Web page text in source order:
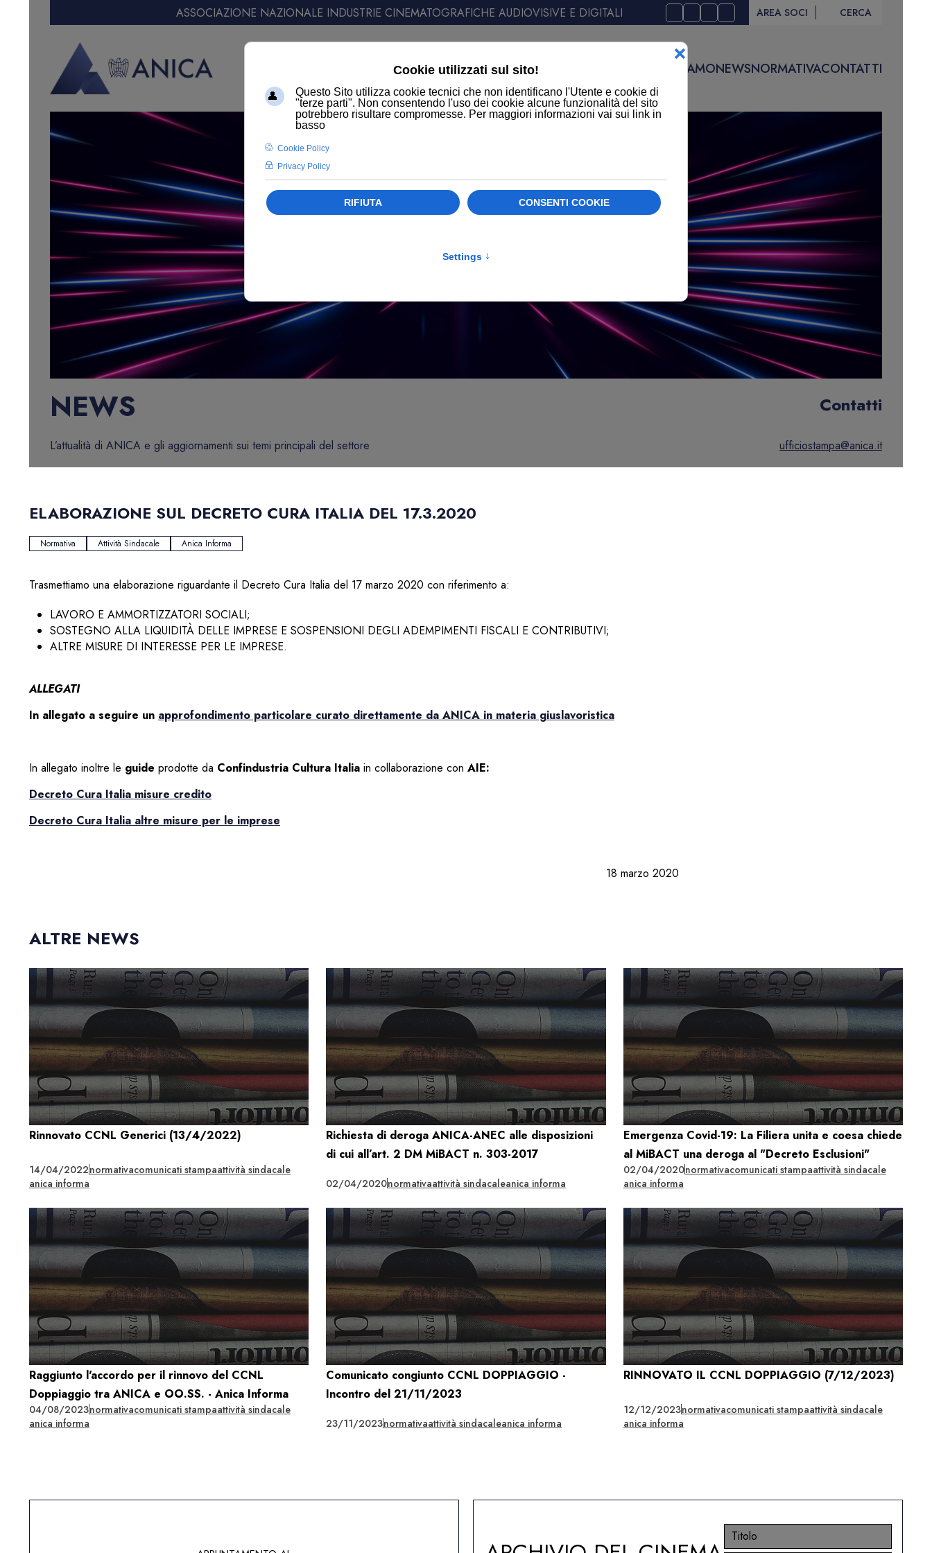
ASSOCIAZIONE NAZIONALE INDUSTRIE CINEMATOGRAFICHE AUDIOVISIVE E DIGITALI AREA SOCI CERCA
CHI SIAMONEWSNORMATIVACONTATTI
NEWS Contatti
ufficiostampa@anica.it
L’attualità di ANICA e gli aggiornamenti sui temi principali del settore
ELABORAZIONE SUL DECRETO CURA ITALIA DEL 17.3.2020
Normativa Attività Sindacale Anica Informa
Trasmettiamo una elaborazione riguardante il Decreto Cura Italia del 17 marzo 2020 con riferimento a:
LAVORO E AMMORTIZZATORI SOCIALI;
SOSTEGNO ALLA LIQUIDITÀ DELLE IMPRESE E SOSPENSIONI DEGLI ADEMPIMENTI FISCALI E CONTRIBUTIVI;
ALTRE MISURE DI INTERESSE PER LE IMPRESE.
ALLEGATI
In allegato a seguire un approfondimento particolare curato direttamente da ANICA in materia giuslavoristica
In allegato inoltre le guide prodotte da Confindustria Cultura Italia in collaborazione con AIE:
Decreto Cura Italia misure credito
Decreto Cura Italia altre misure per le imprese
18 marzo 2020
ALTRE NEWS
Rinnovato CCNL Generici (13/4/2022)
14/04/2022normativacomunicati stampaattività sindacale
anica informa
Richiesta di deroga ANICA-ANEC alle disposizioni
di cui all’art. 2 DM MiBACT n. 303-2017
02/04/2020normativaattività sindacaleanica informa
Emergenza Covid-19: La Filiera unita e coesa chiede
al MiBACT una deroga al "Decreto Esclusioni"
02/04/2020normativacomunicati stampaattività sindacale
anica informa
Raggiunto l'accordo per il rinnovo del CCNL
Doppiaggio tra ANICA e OO.SS. - Anica Informa
04/08/2023normativacomunicati stampaattività sindacale
anica informa
Comunicato congiunto CCNL DOPPIAGGIO -
Incontro del 21/11/2023
23/11/2023normativaattività sindacaleanica informa
RINNOVATO IL CCNL DOPPIAGGIO (7/12/2023)
12/12/2023normativacomunicati stampaattività sindacale
anica informa